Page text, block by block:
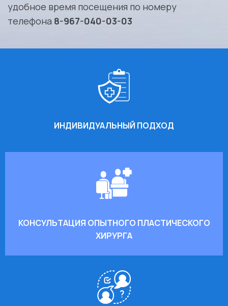
удобное время посещения по номеру
телефона 8-967-040-03-03
ИНДИВИДУАЛЬНЫЙ ПОДХОД
КОНСУЛЬТАЦИЯ ОПЫТНОГО ПЛАСТИЧЕСКОГО
ХИРУРГА